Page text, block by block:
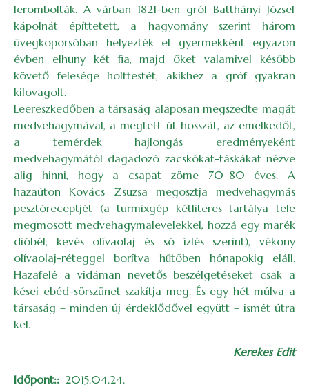
lerombolták. A várban 1821-ben gróf Batthányi József
kápolnát építtetett, a hagyomány szerint három
üvegkoporsóban helyezték el gyermekként egyazon
évben elhuny két fia, majd őket valamivel később
követő felesége holttestét, akikhez a gróf gyakran
kilovagolt.
Leereszkedőben a társaság alaposan megszedte magát
medvehagymával, a megtett út hosszát, az emelkedőt,
a temérdek hajlongás eredményeként
medvehagymától dagadozó zacskókat-táskákat nézve
alig hinni, hogy a csapat zöme 70–80 éves. A
hazaúton Kovács Zsuzsa megosztja medvehagymás
pesztóreceptjét (a turmixgép kétliteres tartálya tele
megmosott medvehagymalevelekkel, hozzá egy marék
dióbél, kevés olívaolaj és só ízlés szerint), vékony
olívaolaj-réteggel borítva hűtőben hónapokig eláll.
Hazafelé a vidáman nevetős beszélgetéseket csak a
kései ebéd-sörszünet szakítja meg. És egy hét múlva a
társaság – minden új érdeklődővel együtt – ismét útra
kel.
Kerekes Edit
Időpont:
2015.04.24.